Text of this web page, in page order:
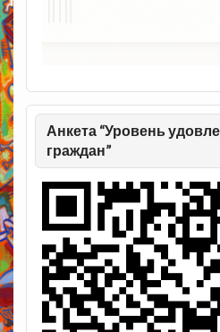
Анкета “Уровень
граждан”